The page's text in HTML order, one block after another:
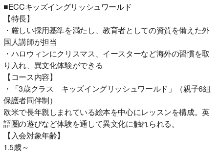
■ECCキッズイングリッシュワールド
【特長】
・厳しい採用基準を満たし、教育者としての資質を備えた外
国人講師が担当
・ハロウィンにクリスマス、イースターなど海外の習慣を取
り入れ、異文化体験ができる
【コース内容】
・「3歳クラス キッズイングリッシュワールド」（親子6組
保護者同伴制）
欧米で長年親しまれている絵本を中心にレッスンを構成。英
語圏の遊びなど体験を通して異文化に触れられる。
【入会対象年齢】
1.5歳～